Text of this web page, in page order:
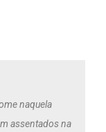
naquela
assentados na